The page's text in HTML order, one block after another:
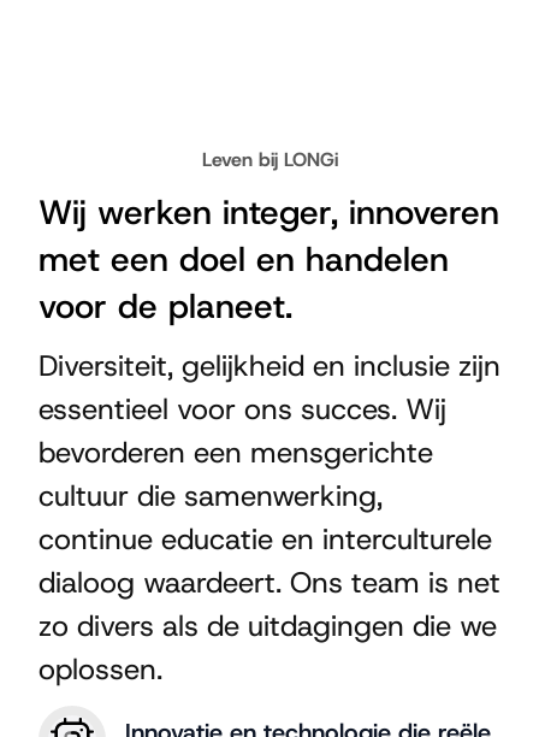
Leven bij LONGi
Wij werken integer, innoveren
met een doel en handelen
voor de planeet.
Diversiteit, gelijkheid en inclusie zijn
essentieel voor ons succes. Wij
bevorderen een mensgerichte
cultuur die samenwerking,
continue educatie en interculturele
dialoog waardeert. Ons team is net
zo divers als de uitdagingen die we
oplossen.